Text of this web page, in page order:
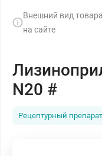
Внешний вид
на сайте
N20 #
Рецептурный препарат